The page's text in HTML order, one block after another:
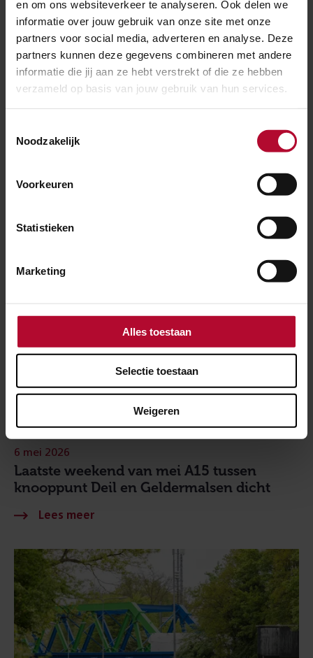
en om ons websiteverkeer te analyseren. Ook delen we
informatie over jouw gebruik van onze site met onze
partners voor social media, adverteren en analyse. Deze
partners kunnen deze gegevens combineren met andere
informatie die jij aan ze hebt verstrekt of die ze hebben
verzameld op basis van jouw gebruik van hun services.
Noodzakelijk
Voorkeuren
Statistieken
Marketing
Alles toestaan
Selectie toestaan
Weigeren
faunapassage: De Groene Schakel. Dat past allemaal in
hetMeerjaren Programma Ontsnippering (MJPO),
bedoeld om versnipperde natuurgebieden opnieuw te
verbinden.
Meer over:
Werkzaamheden
Laatste weekend van mei A15 tussen
knooppunt Deil en Geldermalsen dicht
6 mei 2026